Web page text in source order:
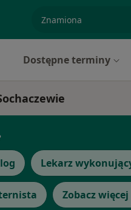
Dostępne terminy
Lekarz
Zobacz więcej